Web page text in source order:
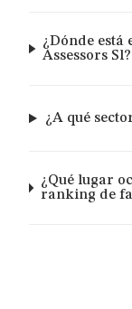
¿Dónde está
Assessors Sl?
¿A qué
¿Qué lugar
ranking de